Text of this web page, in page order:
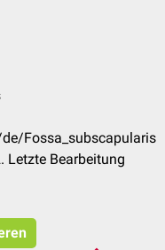
Fossa_subscapularis
Letzte Bearbeitung